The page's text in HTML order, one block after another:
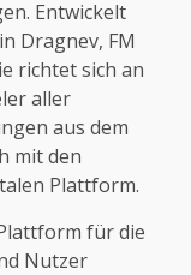
Entwickelt
Dragnev, FM
richtet sich an
aller
aus dem
mit den
Plattform.
für die
Nutzer